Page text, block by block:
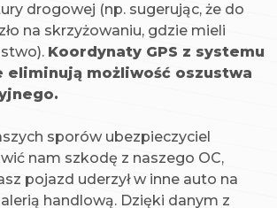
drogowej (np. sugerując, że do
na skrzyżowaniu, gdzie mieli
Koordynaty GPS z systemu
eliminują możliwość oszustwa
sporów ubezpieczyciel
nam szkodę z naszego OC,
pojazd uderzył w inne auto na
handlową. Dzięki danym z